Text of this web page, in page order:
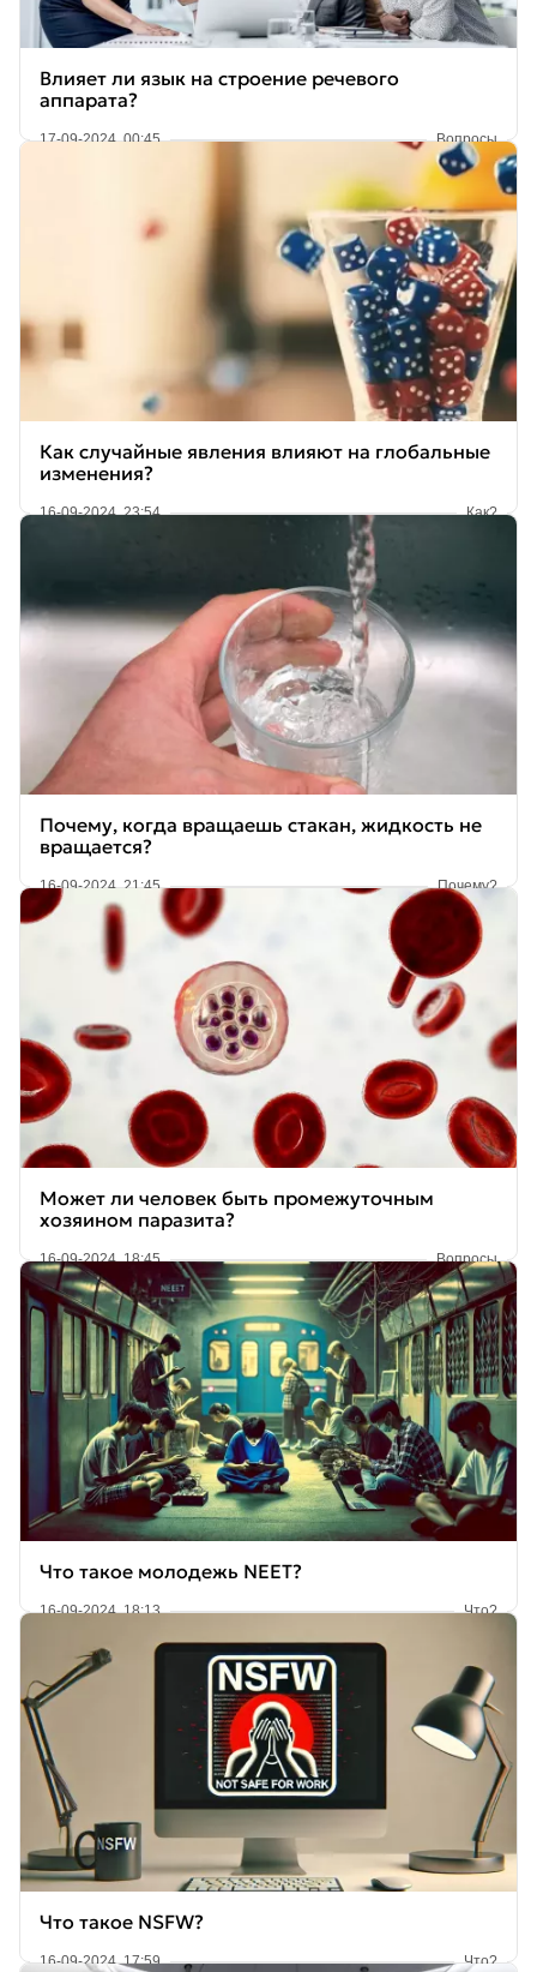
Влияет ли язык на строение речевого
аппарата?
17-09-2024, 00:45 Вопросы
Как случайные явления влияют на глобальные
изменения?
16-09-2024, 23:54 Как?
Почему, когда вращаешь стакан, жидкость не
вращается?
16-09-2024, 21:45 Почему?
Может ли человек быть промежуточным
хозяином паразита?
16-09-2024, 18:45 Вопросы
Что такое молодежь NEET?
16-09-2024, 18:13 Что?
Что такое NSFW?
16-09-2024, 17:59 Что?